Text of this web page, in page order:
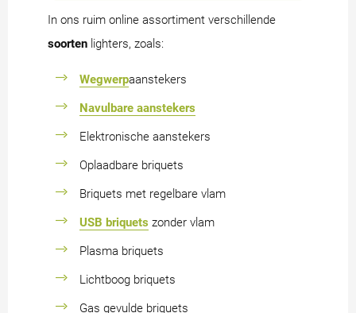
In ons ruim online assortiment verschillende
soorten lighters, zoals:
Wegwerpaanstekers
Navulbare aanstekers
Elektronische aanstekers
Oplaadbare briquets
Briquets met regelbare vlam
USB briquets zonder vlam
Plasma briquets
Lichtboog briquets
Gas gevulde briquets